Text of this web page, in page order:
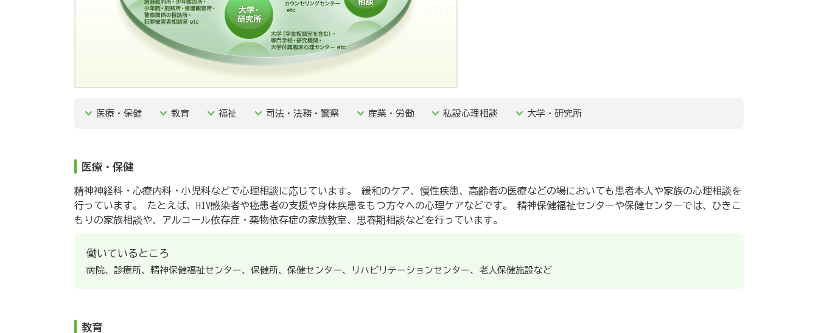
医療・保健 教育 福祉 司法・法務・警察 産業・労働 私設心理相談 大学・研究所
医療・保健
精神神経科・心療内科・小児科などで心理相談に応じています。 緩和のケア、慢性疾患、高齢者の医療などの場においても患者本人や家族の心理相談を
行っています。 たとえば、HIV感染者や癌患者の支援や身体疾患をもつ方々への心理ケアなどです。 精神保健福祉センターや保健センターでは、ひきこ
もりの家族相談や、アルコール依存症・薬物依存症の家族教室、思春期相談などを行っています。
働いているところ
病院、診療所、精神保健福祉センター、保健所、保健センター、リハビリテーションセンター、老人保健施設など
教育